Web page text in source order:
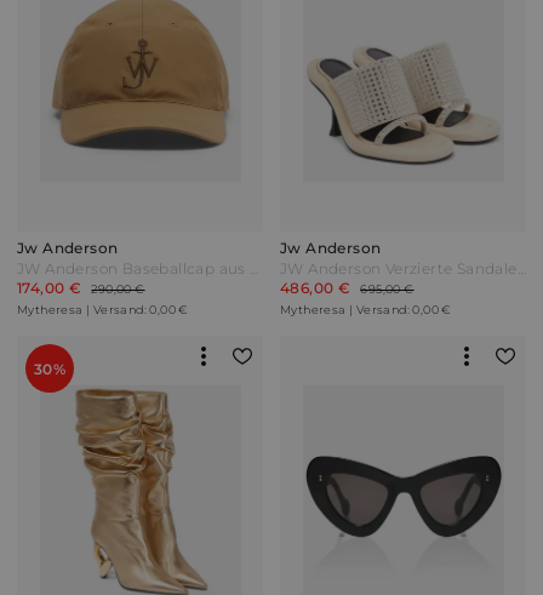
Jw Anderson
JW Anderson Baseballcap aus Baumwolle Beige
174,00 €
290,00 €
Mytheresa | Versand: 0,00 €
Jw Anderson
JW Anderson Verzierte Sandalen Bumper Tube aus Leder Beige
486,00 €
695,00 €
Mytheresa | Versand: 0,00 €
30%